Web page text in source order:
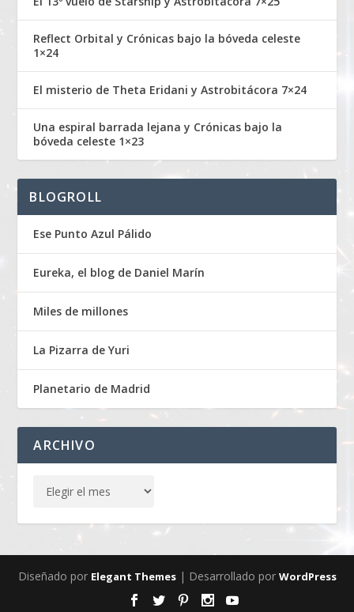
Reflect Orbital y Crónicas bajo la bóveda celeste
1×24
El misterio de Theta Eridani y Astrobitácora 7×24
Una espiral barrada lejana y Crónicas bajo la
bóveda celeste 1×23
BLOGROLL
Ese Punto Azul Pálido
Eureka, el blog de Daniel Marín
Miles de millones
La Pizarra de Yuri
Planetario de Madrid
ARCHIVO
Diseñado por Elegant Themes| Desarrollado por WordPress